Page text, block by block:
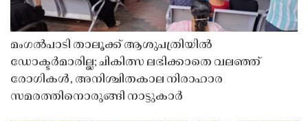
മംഗൽപാടി താലൂക്ക് ആശുപത്രിയിൽ
ഡോക്ടർമാരില്ല; ചികിത്സ ലഭിക്കാതെ വലഞ്ഞ്
രോഗികൾ, അനിശ്ചിതകാല നിരാഹാര
സമരത്തിനൊരുങ്ങി നാട്ടുകാർ